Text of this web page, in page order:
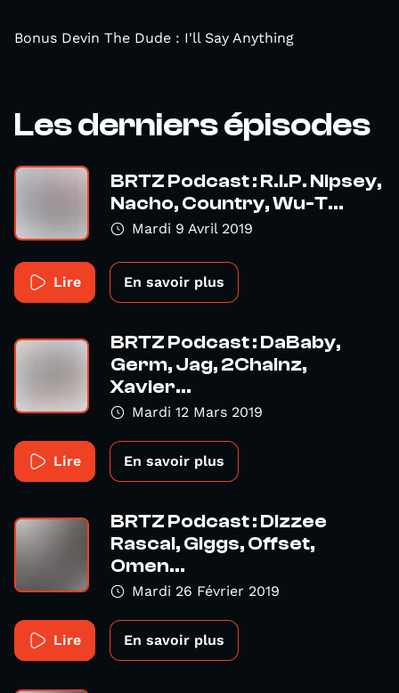
Bonus Devin The Dude : I'll Say Anything
Les derniers épisodes
BRTZ Podcast : R.I.P. Nipsey,
Nacho, Country, Wu-T...
Mardi 9 Avril 2019
Lire En savoir plus
BRTZ Podcast : DaBaby,
Germ, Jag, 2Chainz,
Xavier...
Mardi 12 Mars 2019
Lire En savoir plus
BRTZ Podcast : Dizzee
Rascal, Giggs, Offset,
Omen...
Mardi 26 Février 2019
Lire En savoir plus